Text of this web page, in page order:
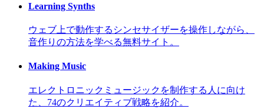
Learning Synths
ウェブ上で動作するシンセサイザーを操作しながら、
音作りの方法を学べる無料サイト。
Making Music
エレクトロニックミュージックを制作する人に向け
た、74のクリエイティブ戦略を紹介。